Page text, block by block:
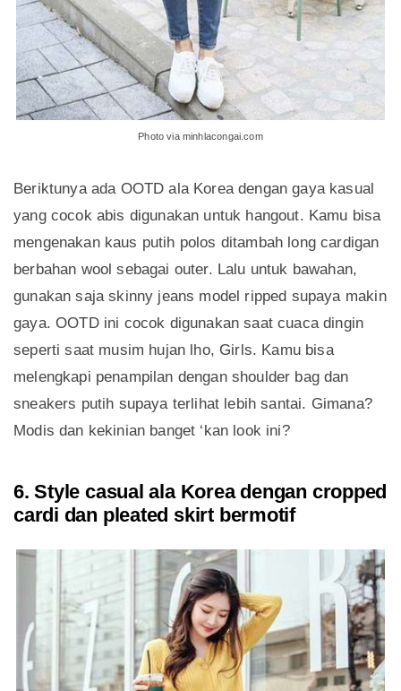
Photo via minhlacongai.com
Beriktunya ada OOTD ala Korea dengan gaya kasual
yang cocok abis digunakan untuk hangout. Kamu bisa
mengenakan kaus putih polos ditambah long cardigan
berbahan wool sebagai outer. Lalu untuk bawahan,
gunakan saja skinny jeans model ripped supaya makin
gaya. OOTD ini cocok digunakan saat cuaca dingin
seperti saat musim hujan lho, Girls. Kamu bisa
melengkapi penampilan dengan shoulder bag dan
sneakers putih supaya terlihat lebih santai. Gimana?
Modis dan kekinian banget ‘kan look ini?
6. Style casual ala Korea dengan cropped
cardi dan pleated skirt bermotif